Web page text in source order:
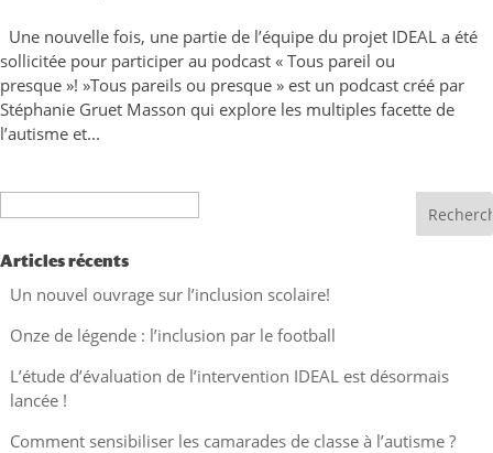
Une nouvelle fois, une partie de l’équipe du projet IDEAL a été
sollicitée pour participer au podcast « Tous pareil ou
presque »! »Tous pareils ou presque » est un podcast créé par
Stéphanie Gruet Masson qui explore les multiples facette de
l’autisme et...
Articles récents
Un nouvel ouvrage sur l’inclusion scolaire!
Onze de légende : l’inclusion par le football
L’étude d’évaluation de l’intervention IDEAL est désormais
lancée !
Comment sensibiliser les camarades de classe à l’autisme ?